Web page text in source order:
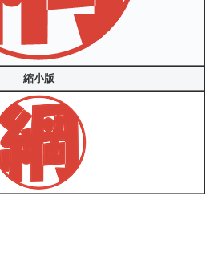
縮小版